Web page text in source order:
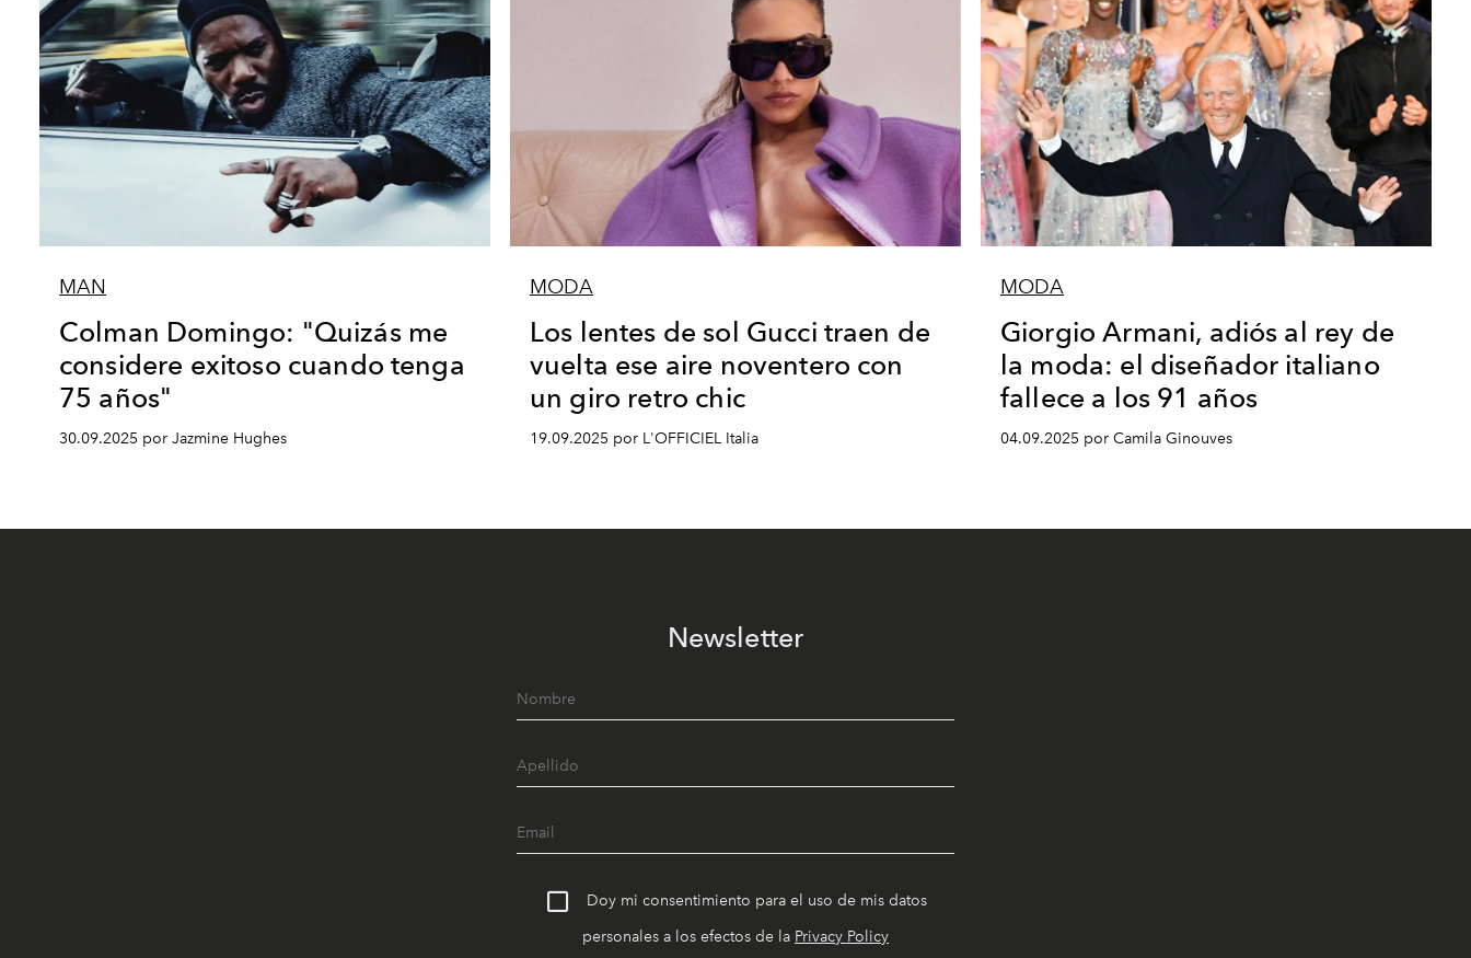
MAN
Colman Domingo: "Quizás me
considere exitoso cuando tenga
75 años"
30.09.2025 por Jazmine Hughes
MODA
Los lentes de sol Gucci traen de
vuelta ese aire noventero con
un giro retro chic
19.09.2025 por L'OFFICIEL Italia
MODA
Giorgio Armani, adiós al rey de
la moda: el diseñador italiano
fallece a los 91 años
04.09.2025 por Camila Ginouves
Newsletter
Doy mi consentimiento para el uso de mis datos
personales a los efectos de la Privacy Policy